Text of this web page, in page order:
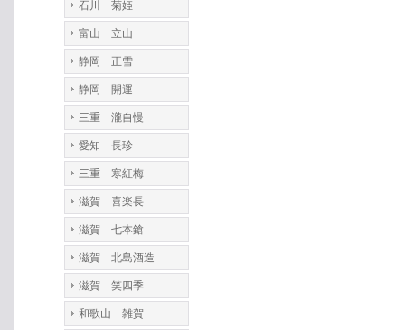
石川 菊姫
富山 立山
静岡 正雪
静岡 開運
三重 瀧自慢
愛知 長珍
三重 寒紅梅
滋賀 喜楽長
滋賀 七本鎗
滋賀 北島酒造
滋賀 笑四季
和歌山 雑賀